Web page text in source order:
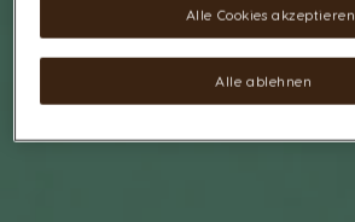
Alle ablehnen
Alle Cookies akzeptieren